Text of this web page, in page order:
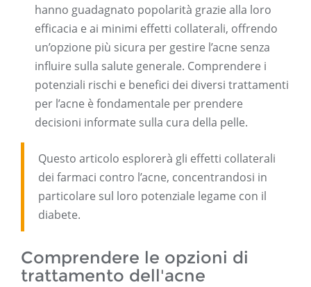
hanno guadagnato popolarità grazie alla loro
efficacia e ai minimi effetti collaterali, offrendo
un’opzione più sicura per gestire l’acne senza
influire sulla salute generale. Comprendere i
potenziali rischi e benefici dei diversi trattamenti
per l’acne è fondamentale per prendere
decisioni informate sulla cura della pelle.
Questo articolo esplorerà gli effetti collaterali
dei farmaci contro l’acne, concentrandosi in
particolare sul loro potenziale legame con il
diabete.
Comprendere le opzioni di
trattamento dell'acne